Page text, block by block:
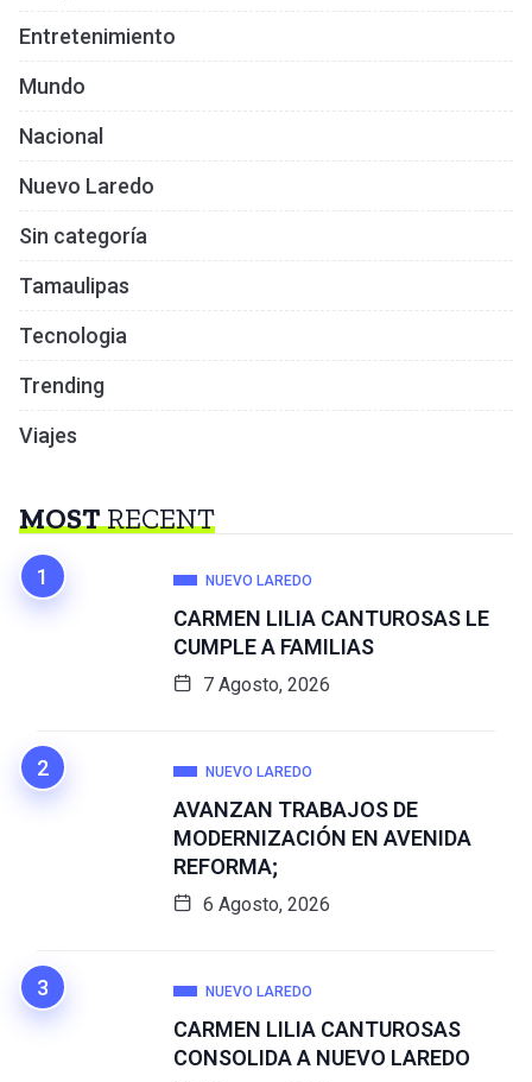
Entretenimiento
Mundo
Nacional
Nuevo Laredo
Sin categoría
Tamaulipas
Tecnologia
Trending
Viajes
MOSTRECENT
NUEVO LAREDO
CARMEN LILIA CANTUROSAS LE
CUMPLE A FAMILIAS
7 Agosto, 2026
NUEVO LAREDO
AVANZAN TRABAJOS DE
MODERNIZACIÓN EN AVENIDA
REFORMA;
6 Agosto, 2026
NUEVO LAREDO
CARMEN LILIA CANTUROSAS
CONSOLIDA A NUEVO LAREDO